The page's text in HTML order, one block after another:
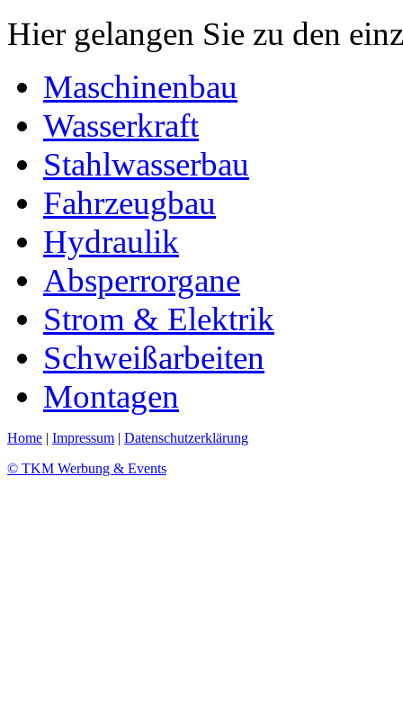
Hier gelangen Sie zu den
Maschinenbau
Wasserkraft
Stahlwasserbau
Fahrzeugbau
Hydraulik
Absperrorgane
Strom & Elektrik
Schweißarbeiten
Montagen
Home | Impressum | Datenschutzerklärung
© TKM Werbung & Events